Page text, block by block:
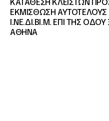
ΚΑΤΑΘΕΣΗ ΚΛΕΙΣΤΩΝ
ΕΚΜΙΣΘΩΣΗ ΑΥΤΟΤΕΛΟΥΣ
Ι.ΝΕ.ΔΙ.ΒΙ.Μ. ΕΠΙ ΤΗΣ
ΑΘΗΝΑ